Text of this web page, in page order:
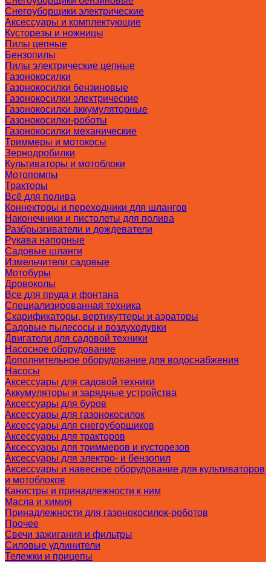
Снегоуборщики электрические
Аксессуары и комплектующие
Кусторезы и ножницы
Пилы цепные
Бензопилы
Пилы электрические цепные
Газонокосилки
Газонокосилки бензиновые
Газонокосилки электрические
Газонокосилки аккумуляторные
Газонокосилки-роботы
Газонокосилки механические
Триммеры и мотокосы
Зернодробилки
Культиваторы и мотоблоки
Мотопомпы
Тракторы
Всё для полива
Коннекторы и переходники для шлангов
Наконечники и пистолеты для полива
Разбрызгиватели и дождеватели
Рукава напорные
Садовые шланги
Измельчители садовые
Мотобуры
Дровоколы
Все для пруда и фонтана
Специализированная техника
Скарификаторы, вертикуттеры и аэраторы
Садовые пылесосы и воздуходувки
Двигатели для садовой техники
Насосное оборудование
Дополнительное оборудование для водоснабжения
Насосы
Аксессуары для садовой техники
Аккумуляторы и зарядные устройства
Аксессуары для буров
Аксессуары для газонокосилок
Аксессуары для снегоуборщиков
Аксессуары для тракторов
Аксессуары для триммеров и кусторезов
Аксессуары для электро- и бензопил
Аксессуары и навесное оборудование для культиваторов
и мотоблоков
Канистры и принадлежности к ним
Масла и химия
Принадлежности для газонокосилок-роботов
Прочее
Свечи зажигания и фильтры
Силовые удлинители
Тележки и прицепы